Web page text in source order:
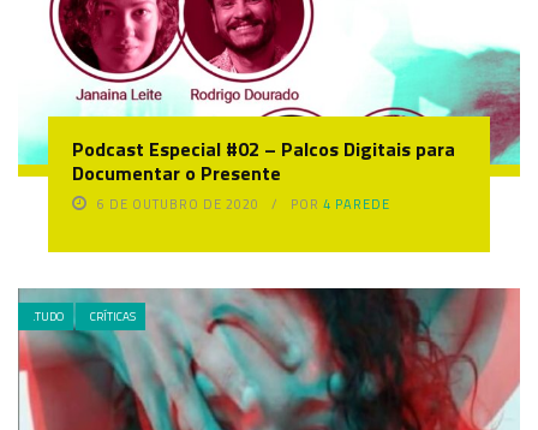
Podcast Especial #02 – Palcos Digitais para
Documentar o Presente
6 DE OUTUBRO DE 2020 POR4 PAREDE
.TUDO CRÍTICAS